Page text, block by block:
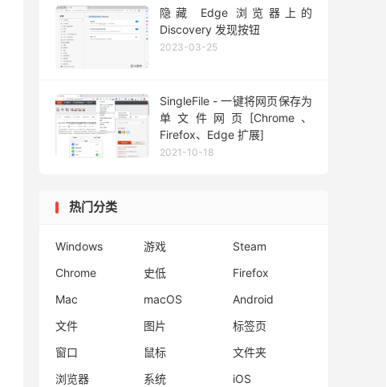
隐藏 Edge 浏览器上的
Discovery 发现按钮
2023-03-25
SingleFile - 一键将网页保存为
单文件网页[Chrome、
Firefox、Edge 扩展]
2021-10-18
热门分类
Windows 游戏
Steam
Chrome
史低
Firefox
Mac
macOS
Android
文件
图片
标签页
窗口
鼠标
文件夹
浏览器
系统
iOS